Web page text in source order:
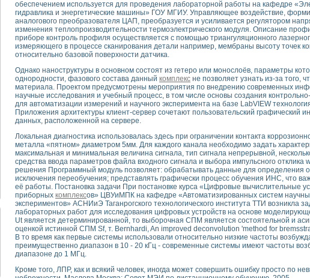
терапии серии СКАН
тензометрия и т.п.)
измерения параметров дизельных двигателей типа В-46
тяговых электродвигателей электровоза на базе устройств National Instruments
инструментов
элементной базы машин
module для моделирования электромагнитных процессов с целью отладки систем
скорости подвижного состава для тренажера машиниста состава
исследований в гиперзвуковых аэродинамических трубах
Nl SCXI для ультразвуковых контрольно-измерительных систем
сварных швов металлоконструкций
зрения в составе системы управления движением экраноплана
системы для лабораторных испытаний материалов методом акустической эмиссии
комплекс аппаратуры для определения тепловых и электрических характеристик и
процессов ДВС в динамических режимах
систем передачи данных
для исследования АЧХ и ФЧХ активных фильтров
для исследования параметров двухполюсников резонансным методом
операционных усилителей с применением аппаратно-программных средств
на основе цифровой обработки выборок мгновенных значений
выравнивания электрических каналов
компенсации эхо-сигналов
обеспечением используется для проведения лабораторной работы на кафедре
гидравлика и энергетические машины» ГОУ МГИУ. Управляющее воздействие,
аналогового преобразователя ЦАП, преобразуется и усиливается регулятором
изменения теплопроизводительности термоэлектрического модуля. Описание
приборе контроль профиля осуществляется с помощью триангуляционного
измеряющего в процессе сканирования детали например, мембраны высоту точек
относительно базовой поверхности датчика.
Однако наноструктуры в основном состоят из гетеро или монослоёв, параметры
однородности, фазового состава данный комплекс не позволяет узнать из-за того,
материала. Проектом предусмотрены мероприятия по внедрению современных
научные исследования и учебный процесс, в том числе основы создания
для автоматизации измерений и научного эксперимента на базе LabVIEW
Приложения архитектуры клиент-сервер сочетают пользовательский графический
данных, расположенной на сервере.
Локальная диагностика использовалась здесь при ограничении контакта
металла «пятном» диаметром 5мм. Для каждого канала необходимо задать
максимальная и минимальная величина сигнала, тип сигнала непрерывной,
средства ввода параметров файла входного сигнала и выбора импульсного отклика
решения Программный модуль позволяет: обрабатывать данные для определения
исключения переобучения; представлять графически процесс обучения ИНС, что
её работы. Постановка задачи При постановке курса «Цифровые вычислительные
приборных комплексов» ЦВУиМПК на кафедре «Автоматизированных систем
экспериментов» АСНИиЭ Таганрогского технологического института ТТИ возникла
лабораторных работ для исследования цифровых устройств на основе
Ut является детерминированной, то выборочная СПМ является состоятельной и
оценкой истинной СПМ Sf, т. Bernhardi, An improved deconvolution 'method for
В то время как первые системы использовали относительно низкие частоты
преимущественно диапазон в 10 - 20 кГц - современные системы имеют частоты
диапазоне до 1 МГц.
Кроме того, ЛПР, как и всякий человек, иногда может совершить ошибку просто по